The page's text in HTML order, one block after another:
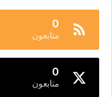
0
متابعون
0
متابعون